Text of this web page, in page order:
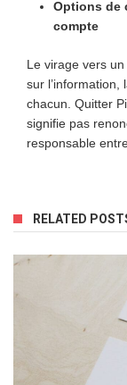
Options de
compte
Le virage vers
sur
chacun. Quitter
signifie pas
responsable
RELATED